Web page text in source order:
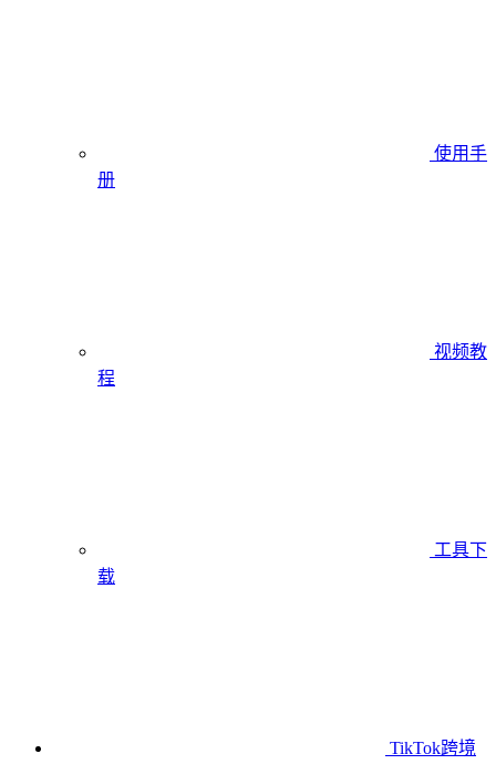
使用手
册
视频教
程
工具下
载
TikTok跨境